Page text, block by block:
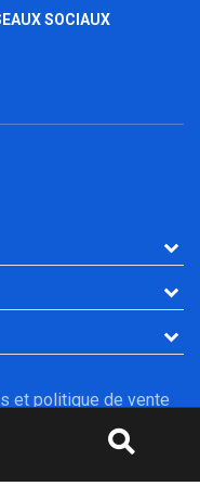
SOCIAUX
et politique de vente